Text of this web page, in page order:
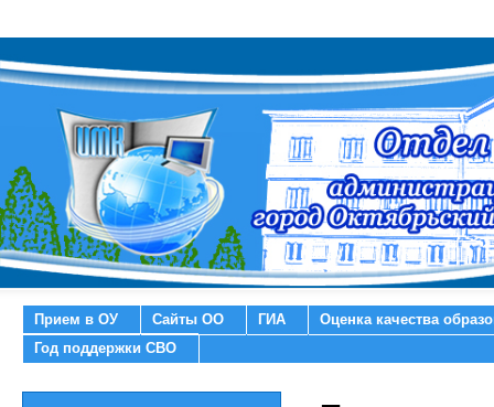
Прием в ОУ Сайты ОО ГИА
Оценка качества
Год поддержки СВО